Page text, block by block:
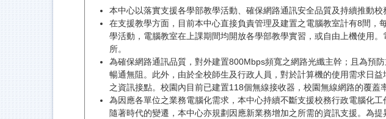
本中心以落實支援各學部教學活動、確保網路通訊安全品質及持續推動校
在支援教學方面，目前本中心直接負責管理及建置之電腦教室計有8間
學活動，電腦教室在上課期間均開放各學部教學實習，或自由上機使用
所。
為確保網路通訊品質，對外建置800Mbps頻寬之網路光纖主幹；且為預
暢通無阻。此外，由於全校師生及行政人員，對於計算機的使用需求日
之資訊接點。校園內目前已建置118個無線接收器，校園無線網路的覆蓋
為因應各單位之業務電腦化需求，本中心持續不斷支援校務行政電腦化
隨著時代的變遷，本中心亦規劃因應新業務增加之所需的資訊支援。為